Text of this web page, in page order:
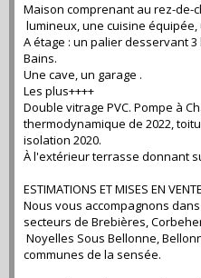
Maison comprenant au rez-
lumineux, une cuisine
A étage : un palier desservant
Bains.
Une cave, un garage .
Les plus++++
Double vitrage PVC. Pompe à
thermodynamique de 2022,
isolation 2020.
À l'extérieur terrasse donnant
ESTIMATIONS ET MISES EN
Nous vous accompagnons
secteurs de Brebières,
Noyelles Sous Bellonne,
communes de la sensée.